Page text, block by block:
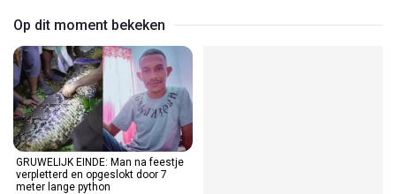
Op dit moment bekeken
GRUWELIJK EINDE: Man na feestje
verpletterd en opgeslokt door 7
meter lange python